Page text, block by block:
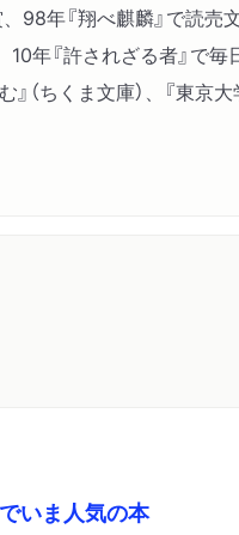
98年『翔べ麒麟』で読
年『許されざる者』で毎
ちくま文庫）、『東京
でいま人気の本